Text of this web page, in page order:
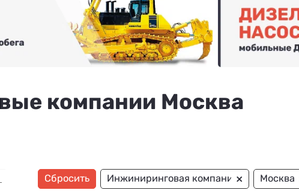
компании Москва
Сбросить Инжиниринговая компания× Москва